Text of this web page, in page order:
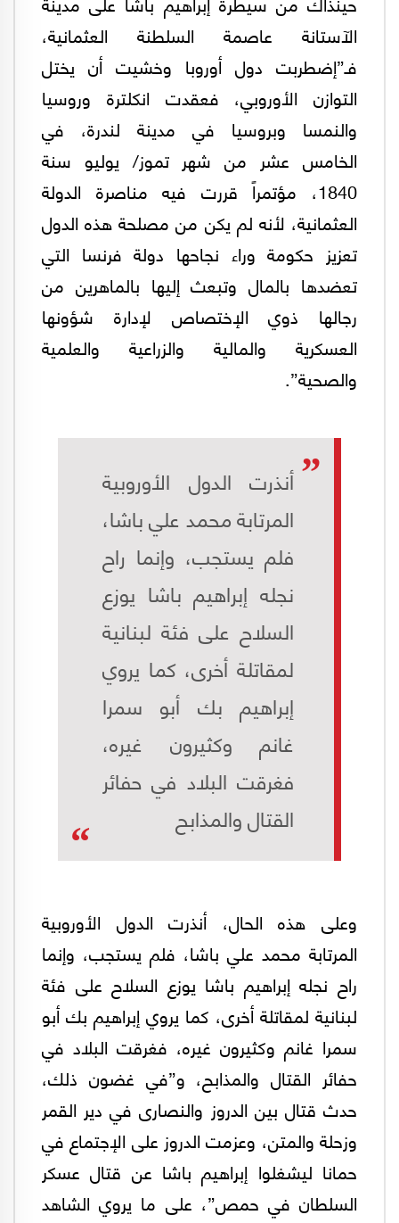
الآستانة عاصمة السلطنة العثمانية،
فـ”إضطربت دول أوروبا وخشيت أن يختل
التوازن الأوروبي، فعقدت انكلترة وروسيا
والنمسا وبروسيا في مدينة لندرة، في
الخامس عشر من شهر تموز/ يوليو سنة
1840، مؤتمراً قررت فيه مناصرة الدولة
العثمانية، لأنه لم يكن من مصلحة هذه الدول
تعزيز حكومة وراء نجاحها دولة فرنسا التي
تعضدها بالمال وتبعث إليها بالماهرين من
رجالها ذوي الإختصاص لإدارة شؤونها
العسكرية والمالية والزراعية والعلمية
والصحية”.
أنذرت الدول الأوروبية
المرتابة محمد علي باشا،
فلم يستجب، وإنما راح
نجله إبراهيم باشا يوزع
السلاح على فئة لبنانية
لمقاتلة أخرى، كما يروي
إبراهيم بك أبو سمرا
غانم وكثيرون غيره،
فغرقت البلاد في حفائر
القتال والمذابح
وعلى هذه الحال، أنذرت الدول الأوروبية
المرتابة محمد علي باشا، فلم يستجب، وإنما
راح نجله إبراهيم باشا يوزع السلاح على فئة
لبنانية لمقاتلة أخرى، كما يروي إبراهيم بك أبو
سمرا غانم وكثيرون غيره، فغرقت البلاد في
حفائر القتال والمذابح، و”في غضون ذلك،
حدث قتال بين الدروز والنصارى في دير القمر
وزحلة والمتن، وعزمت الدروز على الإجتماع في
حمانا ليشغلوا إبراهيم باشا عن قتال عسكر
السلطان في حمص”، على ما يروي الشاهد